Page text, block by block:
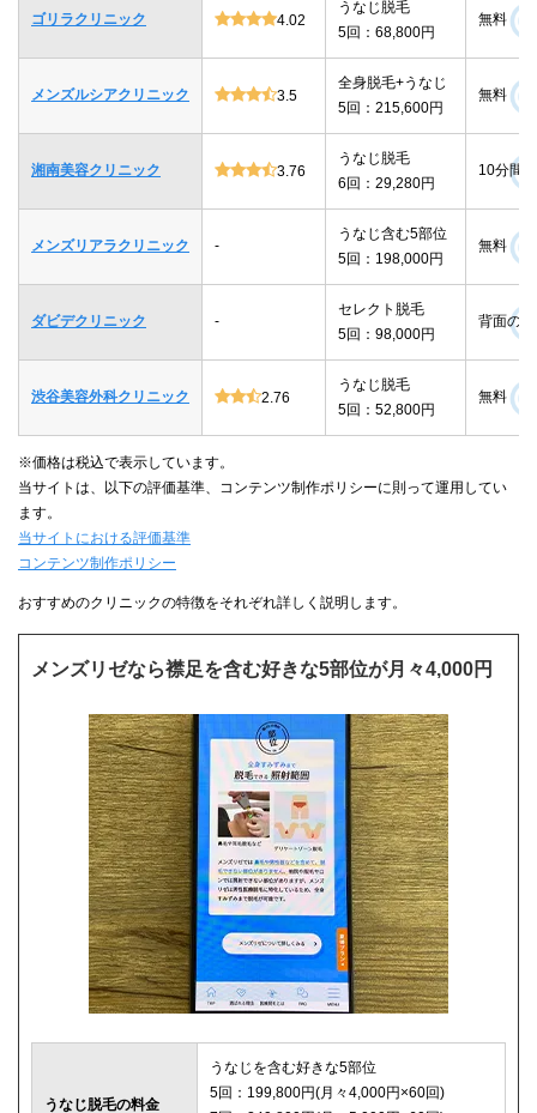
ゴリラクリニック 4.02
うなじ脱毛
5回：68,800円
無料
メンズルシアクリニック 3.5
全身脱毛+うなじ
5回：215,600円
無料
湘南美容クリニック 3.76
うなじ脱毛
6回：29,280円
10分間
メンズリアラクリニック -
うなじ含む5部位
5回：198,000円
無料
ダビデクリニック -
セレクト脱毛
5回：98,000円
背面の
渋谷美容外科クリニック 2.76
うなじ脱毛
5回：52,800円
無料
※価格は税込で表示しています。
当サイトは、以下の評価基準、コンテンツ制作ポリシーに則って運用してい
ます。
当サイトにおける評価基準
コンテンツ制作ポリシー
おすすめのクリニックの特徴をそれぞれ詳しく説明します。
メンズリゼなら襟足を含む好きな5部位が月々4,000円
うなじ脱毛の料金
うなじを含む好きな5部位
5回：199,800円(月々4,000円×60回)